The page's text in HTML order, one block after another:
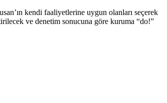
kendi faaliyetlerine uygun olanları seçerek
ve denetim sonucuna göre kuruma “do!”